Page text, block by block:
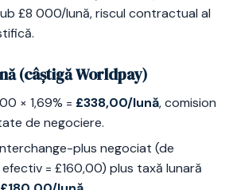
£8 000/lună, riscul contractual al
(câștigă Worldpay)
× 1,69% = £338,00/lună, comision
de negociere.
plus negociat (de
= £160,00) plus taxă lunară